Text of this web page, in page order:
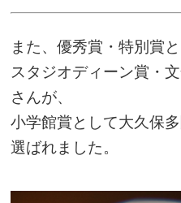
また、優秀賞・特別賞と
スタジオディーン賞・
さんが、
小学館賞として大久保
選ばれました。